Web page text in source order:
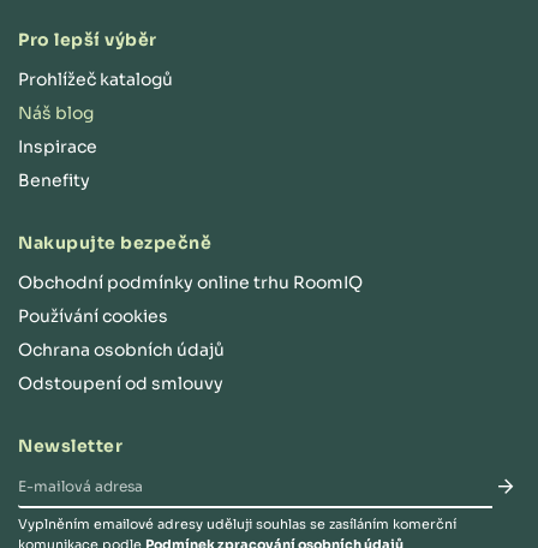
Pro lepší výběr
Prohlížeč katalogů
Náš blog
Inspirace
Benefity
Nakupujte bezpečně
Obchodní podmínky online trhu RoomIQ
Používání cookies
Ochrana osobních údajů
Odstoupení od smlouvy
Newsletter
Vyplněním emailové adresy uděluji souhlas se zasíláním komerční
komunikace podle Podmínek zpracování osobních údajů